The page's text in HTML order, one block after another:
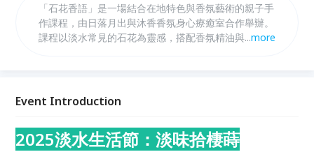
「石花香語」是一場結合在地特色與香氛藝術的親子手
作課程，由日落月出與沐香香氛身心療癒室合作舉辦。
課程以淡水常見的石花為靈感，搭配香氛精油與天然裝
...more
Event Introduction
2025淡水生活節：淡味拾棲蒔